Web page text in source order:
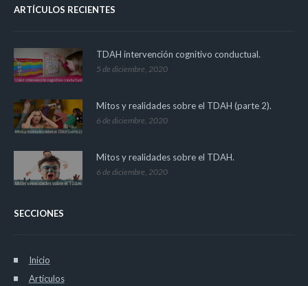
ARTÍCULOS RECIENTES
TDAH intervención cognitivo conductual.
5 de diciembre, 2020
Mitos y realidades sobre el TDAH (parte 2).
6 de diciembre, 2020
Mitos y realidades sobre el TDAH.
6 de diciembre, 2020
SECCIONES
Inicio
Artículos